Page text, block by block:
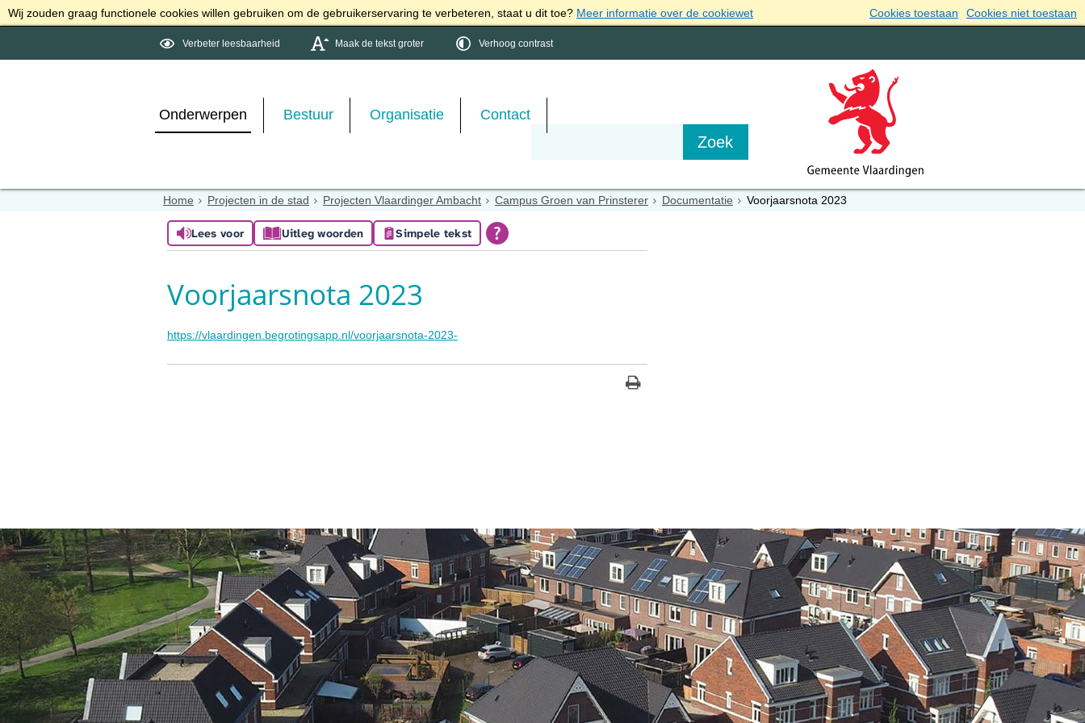
Wij zouden graag functionele cookies willen gebruiken om de gebruikerservaring te verbeteren, staat u dit toe? Meer informatie over de cookiewet Cookies toestaan Cookies niet toestaan
Verbeter leesbaarheid Maak de tekst groter Verhoog contrast
Onderwerpen Bestuur Organisatie Contact
Home Projecten in de stad Projecten Vlaardinger Ambacht Campus Groen van Prinsterer Documentatie Voorjaarsnota 2023
Lees voor Uitleg woorden Simpele tekst
Voorjaarsnota 2023
https://vlaardingen.begrotingsapp.nl/voorjaarsnota-2023-